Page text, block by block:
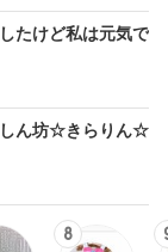
たけど私は元気で
しん坊☆きらりん☆
8